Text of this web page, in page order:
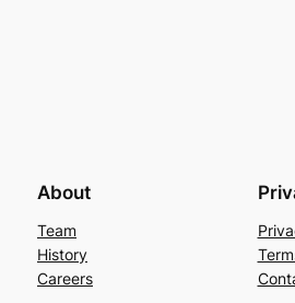
About
Team
History
Careers